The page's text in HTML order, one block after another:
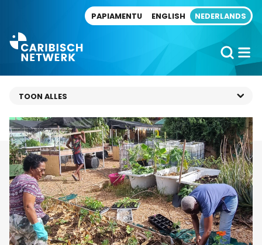
PAPIAMENTU ENGLISH NEDERLANDS